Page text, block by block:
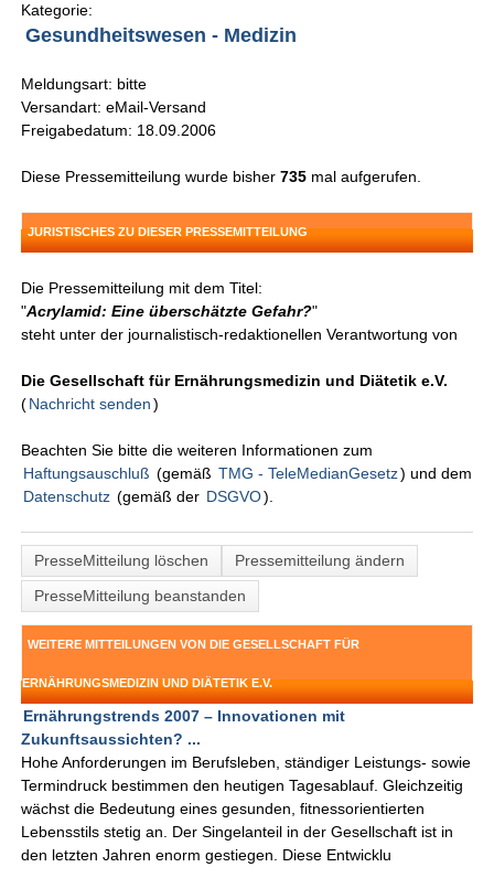
Kategorie:
Gesundheitswesen - Medizin
Meldungsart: bitte
Versandart: eMail-Versand
Freigabedatum: 18.09.2006
Diese Pressemitteilung wurde bisher735 mal aufgerufen.
JURISTISCHES ZU DIESER PRESSEMITTEILUNG
Die Pressemitteilung mit dem Titel:
"Acrylamid: Eine überschätzte Gefahr?"
steht unter der journalistisch-redaktionellen Verantwortung von
Die Gesellschaft für Ernährungsmedizin und Diätetik e.V.
(Nachricht senden )
Beachten Sie bitte die weiteren Informationen zum
Haftungsauschluß (gemäß TMG - TeleMedianGesetz) und dem
Datenschutz (gemäß der DSGVO).
PresseMitteilung löschen
Pressemitteilung ändern
PresseMitteilung beanstanden
WEITERE MITTEILUNGEN VON DIE GESELLSCHAFT FÜR
ERNÄHRUNGSMEDIZIN UND DIÄTETIK E.V.
Ernährungstrends 2007 – Innovationen mit
Zukunftsaussichten? ...
Hohe Anforderungen im Berufsleben, ständiger Leistungs- sowie
Termindruck bestimmen den heutigen Tagesablauf. Gleichzeitig
wächst die Bedeutung eines gesunden, fitnessorientierten
Lebensstils stetig an. Der Singelanteil in der Gesellschaft ist in
den letzten Jahren enorm gestiegen. Diese Entwicklu